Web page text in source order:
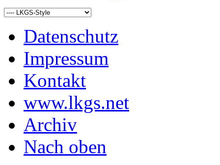
Datenschutz
Impressum
Kontakt
www.lkgs.net
Archiv
Nach oben